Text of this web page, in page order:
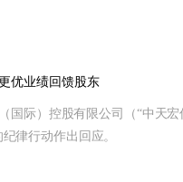
优业绩回馈股东
国际）控股有限公司（“中天
律行动作出回应。